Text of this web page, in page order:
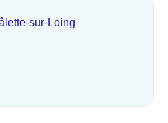
sur-Loing